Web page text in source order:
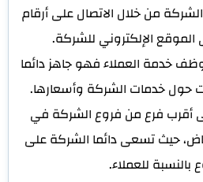
من خلال الاتصال على أرقام
الموقع الإلكتروني للشركة.
خدمة العملاء فهو جاهز دائما
حول خدمات الشركة وأسعارها.
أقرب فرع من فروع الشركة في
حيث تسعى دائما الشركة على
بالنسبة للعملاء.